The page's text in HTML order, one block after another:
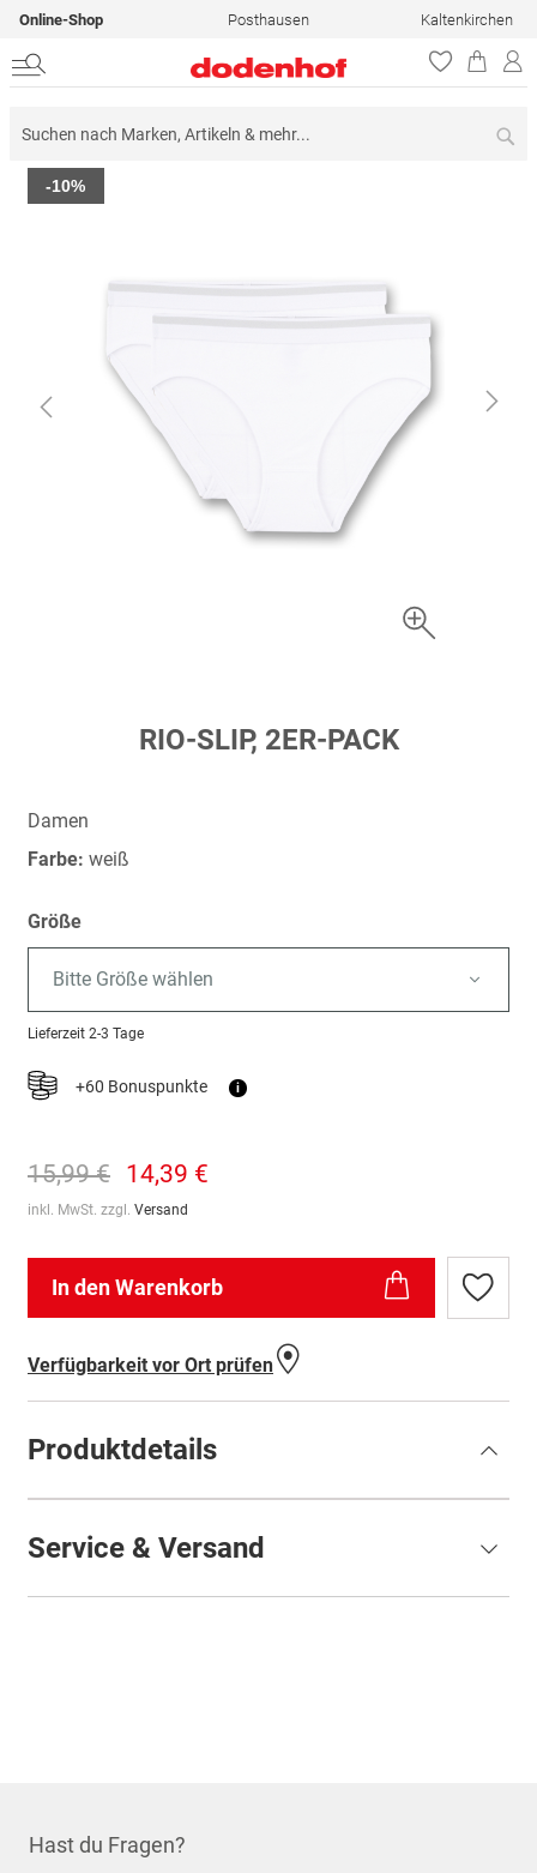
Online-Shop Posthausen Kaltenkirchen
Zum
Ende
-10%
springen
RIO-SLIP, 2ER-PACK
Damen
Farbe: weiß
Größe
Bitte Größe wählen
Lieferzeit 2-3 Tage
+60 Bonuspunkte i
15,99 € 14,39 €
inkl. MwSt. zzgl. Versand
In den Warenkorb
Zur
Verfügbarkeit vor Ort prüfen
Produktdetails
Service & Versand
Hast du Fragen?